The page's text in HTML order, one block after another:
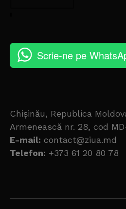
Scrie-ne pe
Chișinău, Republica
Armenească nr. 28, cod
E-mail: contact@ziua.md
Telefon: +373 61 20 80 78